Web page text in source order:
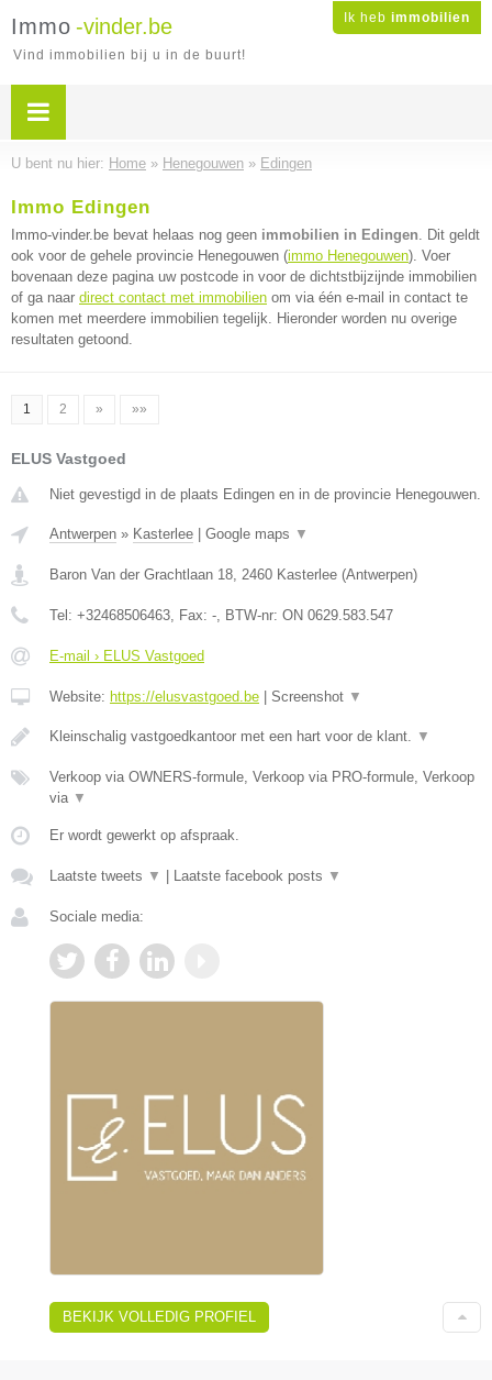
Ik heb immobilien
Immo -vinder.be
Vind immobilien bij u in de buurt!
U bent nu hier: Home » Henegouwen » Edingen
Immo Edingen
Immo-vinder.be bevat helaas nog geen immobilien in Edingen. Dit geldt
ook voor de gehele provincie Henegouwen (immo Henegouwen). Voer
bovenaan deze pagina uw postcode in voor de dichtstbijzijnde immobilien
of ga naar direct contact met immobilien om via één e-mail in contact te
komen met meerdere immobilien tegelijk. Hieronder worden nu overige
resultaten getoond.
1 2 » »»
ELUS Vastgoed
Niet gevestigd in de plaats Edingen en in de provincie Henegouwen.
Antwerpen » Kasterlee Google maps ▼
Baron Van der Grachtlaan 18, 2460 Kasterlee (Antwerpen)
Tel: +32468506463, Fax: -, BTW-nr: ON 0629.583.547
E-mail › ELUS Vastgoed
Website: https://elusvastgoed.be Screenshot ▼
Kleinschalig vastgoedkantoor met een hart voor de klant. ▼
Verkoop via OWNERS-formule, Verkoop via PRO-formule, Verkoop
via ▼
Er wordt gewerkt op afspraak.
Laatste tweets ▼ Laatste facebook posts ▼
Sociale media:
BEKIJK VOLLEDIG PROFIEL